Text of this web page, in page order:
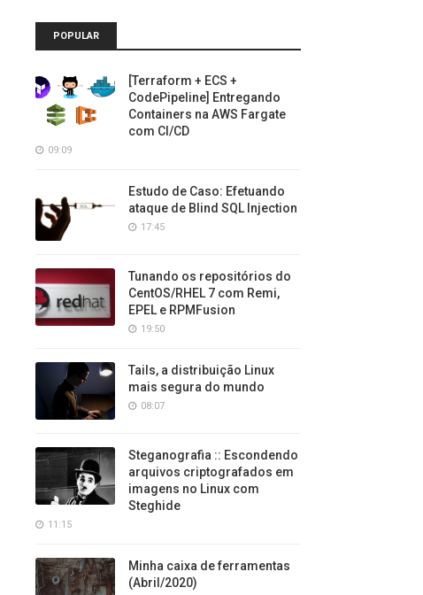
POPULAR
[Terraform + ECS +
CodePipeline] Entregando
Containers na AWS Fargate
com CI/CD
09:09
Estudo de Caso: Efetuando
ataque de Blind SQL Injection
17:45
Tunando os repositórios do
CentOS/RHEL 7 com Remi,
EPEL e RPMFusion
19:50
Tails, a distribuição Linux
mais segura do mundo
08:07
Steganografia :: Escondendo
arquivos criptografados em
imagens no Linux com
Steghide
11:15
Minha caixa de ferramentas
(Abril/2020)